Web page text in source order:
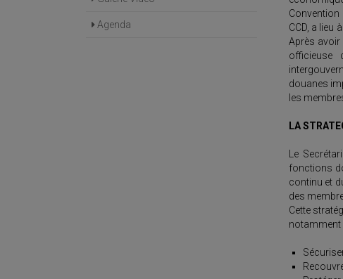
Agenda
CCD, a lieu
Après
officieuse
douanes
les
LA
Le
fonctions
continu et
des
Cette
notamment